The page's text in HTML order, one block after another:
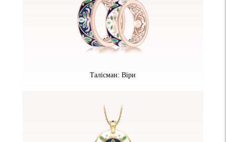
Талісман: Віри